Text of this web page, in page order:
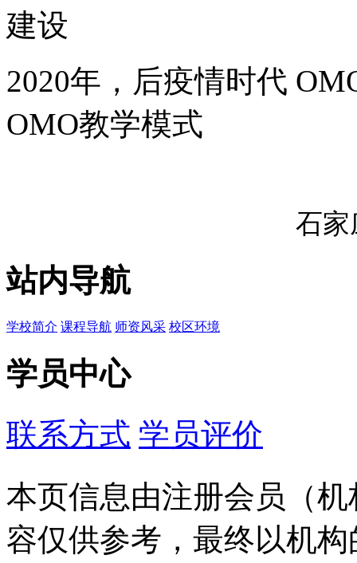
建设
2020年，后疫情时代
OMO教学模式
石家
站内导航
学校简介 课程导航 师资风采 校区环境
学员中心
联系方式 学员评价
本页信息由注册会员（
容仅供参考，最终以机